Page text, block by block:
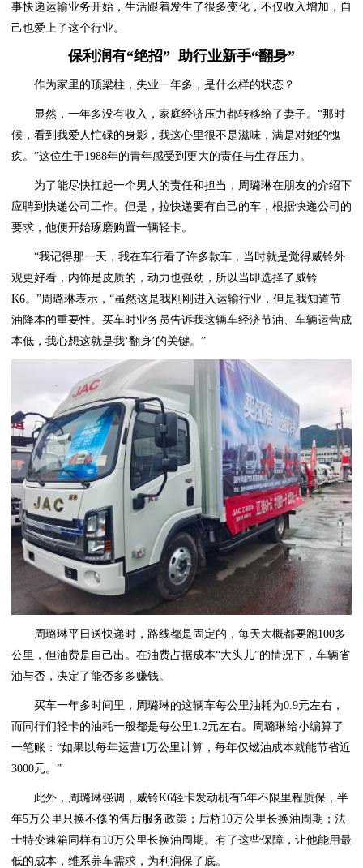
事快递运输业务开始，生活跟着发生了很多变化，不仅收入增加，自
己也爱上了这个行业。
保利润有“绝招” 助行业新手“翻身”
作为家里的顶梁柱，失业一年多，是什么样的状态？
显然，一年多没有收入，家庭经济压力都转移给了妻子。“那时
候，看到我爱人忙碌的身影，我这心里很不是滋味，满是对她的愧
疚。”这位生于1988年的青年感受到更大的责任与生存压力。
为了能尽快扛起一个男人的责任和担当，周璐琳在朋友的介绍下
应聘到快递公司工作。但是，拉快递要有自己的车，根据快递公司的
要求，他便开始琢磨购置一辆轻卡。
“我记得那一天，我在车行看了许多款车，当时就是觉得威铃外
观更好看，内饰是皮质的，动力也强劲，所以当即选择了威铃
K6。”周璐琳表示，“虽然这是我刚刚进入运输行业，但是我知道节
油降本的重要性。买车时业务员告诉我这辆车经济节油、车辆运营成
本低，我心想这就是我‘翻身’的关键。”
周璐琳平日送快递时，路线都是固定的，每天大概都要跑100多
公里，但油费是自己出。在油费占据成本“大头儿”的情况下，车辆省
油与否，决定了能否多多赚钱。
买车一年多时间里，周璐琳的这辆车每公里油耗为0.9元左右，
而同行们轻卡的油耗一般都是每公里1.2元左右。周璐琳给小编算了
一笔账：“如果以每年运营1万公里计算，每年仅燃油成本就能节省近
3000元。”
此外，周璐琳强调，威铃K6轻卡发动机有5年不限里程质保，半
年5万公里只换不修的售后服务政策；后桥10万公里长换油周期；法
士特变速箱同样有10万公里长换油周期。有了这些保障，让他能用最
低的成本，维系养车需求，为利润保了底。